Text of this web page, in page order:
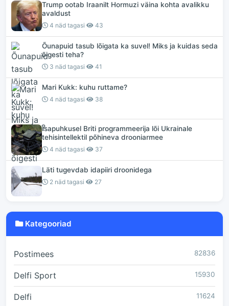
Trump ootab Iraanilt Hormuzi väina kohta avalikku
avaldust
4 näd tagasi 43
Õunapuid tasub lõigata ka suvel! Miks ja kuidas seda
õigesti teha?
3 näd tagasi 41
Mari Kukk: kuhu ruttame?
4 näd tagasi 38
Isapuhkusel Briti programmeerija lõi Ukrainale
tehisintellektil põhineva drooniarmee
4 näd tagasi 37
Läti tugevdab idapiiri droonidega
2 näd tagasi 27
Kategooriad
Postimees 82836
Delfi Sport 15930
Delfi 11624